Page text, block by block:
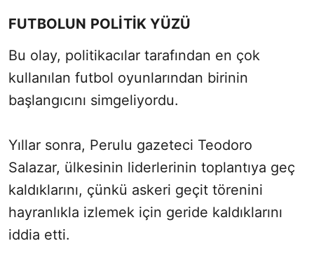
FUTBOLUN POLİTİK YÜZÜ
Bu olay, politikacılar tarafından en çok
kullanılan futbol oyunlarından birinin
başlangıcını simgeliyordu.
Yıllar sonra, Perulu gazeteci Teodoro
Salazar, ülkesinin liderlerinin toplantıya geç
kaldıklarını, çünkü askeri geçit törenini
hayranlıkla izlemek için geride kaldıklarını
iddia etti.